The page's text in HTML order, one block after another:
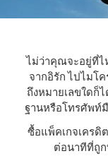
ไม่ว่าคุณจะอยู่ที่
จากอิรัก ไปไมโ
ถึงหมายเลขใดก็
ฐานหรือโทรศัพท์
ซื้อแพ็คเกจเครดิ
ต่อนาทีที่ถูก